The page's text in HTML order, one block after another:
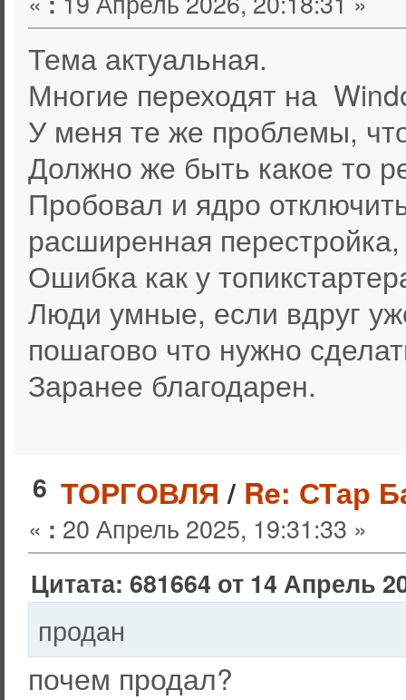
Тема актуальная.
Многие переходят на
У меня те же проблемы,
Должно же быть какое то
Пробовал и ядро
расширенная
Ошибка как у
Люди умные, если вдруг
пошагово что нужно
Заранее благодарен.
6 ТОРГОВЛЯ / Re: СТар
« : 20 Апрель 2025, 19:31:33 »
Цитата: 681664 от 14 Апрель
продан
почем продал?